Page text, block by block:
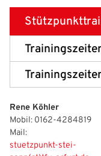
Rene Köhler
Mobil: 0162-4284819
Mail:
stuetzpunkt-stei-
Geschäftsstelle
Chronik
Ehrentafel
Partnerschaft
Mitgliedschaft
Sicherheit
Junioren
Juniorinnen
eSports
Schiedsrichter
Eliteschulen
Erzieher und
DFB-Mobil
DFB-Masterplan
Vielfalt
Fair Play
Prävention
Schule und Kita
Newsletter
DFBnet
Passwesen
Archiv
Downloads